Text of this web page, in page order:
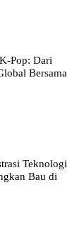
Pop: Dari
Bersama
Teknologi
Bau di